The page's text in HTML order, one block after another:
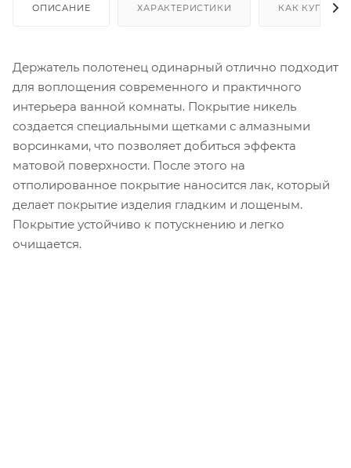
ОПИСАНИЕ ХАРАКТЕРИСТИКИ КАК КУПИТЬ
Держатель полотенец одинарный отлично подходит
для воплощения современного и практичного
интерьера ванной комнаты. Покрытие никель
создается специальными щетками с алмазными
ворсинками, что позволяет добиться эффекта
матовой поверхности. После этого на
отполированное покрытие наносится лак, который
делает покрытие изделия гладким и лощеным.
Покрытие устойчиво к потускнению и легко
очищается.